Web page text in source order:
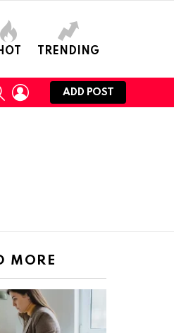
TRENDING
SEARCHLOGIN
ADD POST
MORE